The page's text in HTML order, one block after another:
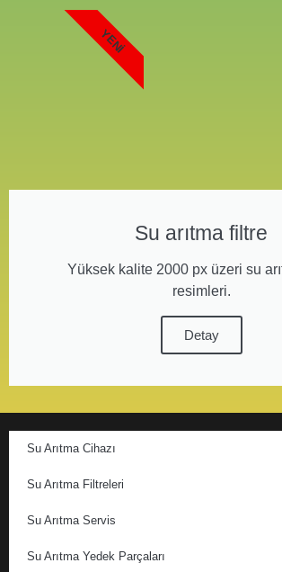
Su arıtma filtre
Yüksek kalite 2000 px üzeri su
resimleri.
Detay
YENI
Su Arıtma Cihazı
Su Arıtma Filtreleri
Su Arıtma Servis
Su Arıtma Yedek Parçaları